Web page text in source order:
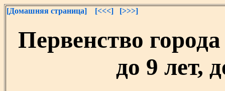
[Домашняя страница] [<<<] [>>>]
Первенство
до 9 лет,